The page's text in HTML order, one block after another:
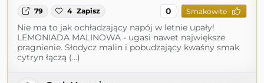
79 4 Zapisz 0 Smakowite
Nie ma to jak ochładzający napój w letnie upały!
LEMONIADA MALINOWA - ugasi nawet największe
pragnienie. Słodycz malin i pobudzający kwaśny smak
cytryn łączą (...)